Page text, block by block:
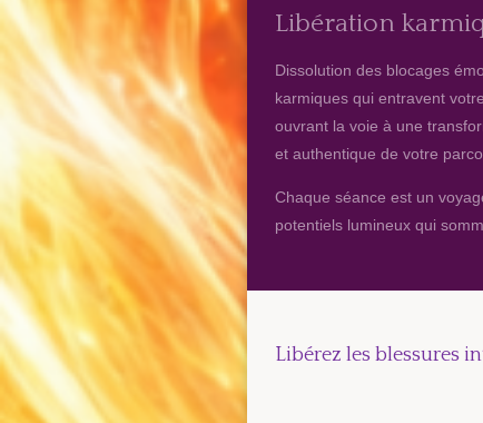
Libération
Dissolution des blocages
karmiques qui entravent
ouvrant la voie à une
et authentique de votre
Chaque séance est un
potentiels lumineux qui
Libérez les blessures